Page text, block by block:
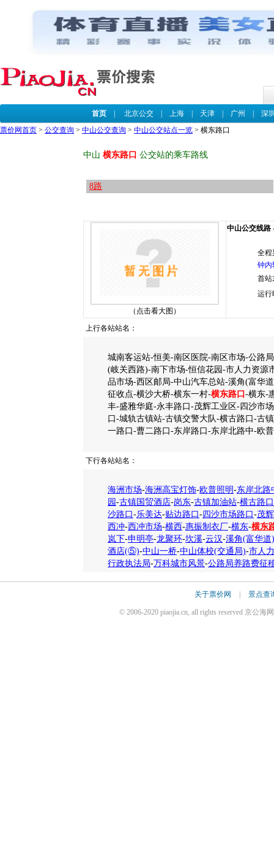
首页| 北京公交| 上海| 天津| 广州
深
票价网首页 > 公交查询 > 中山公交查询 > 中山公交站点一览 > 横东路口
中山 横东路口 公交站的乘车路线
8路
（点击看大图）
中山公交线路
全程
钟内
首站
运行
上行各站站名：
城南客运站-恒美-南区医院-南区市场-公路
(岐关西路)-南下市场-恒信花园-市人力资
品市场-西区邮局-中山汽车总站-溪角(富华
征收点-横沙大桥-横东一村-横东路口 -横东-
丰-盛雅华庭-永丰路口-茂辉工业区-四沙市
口-城轨古镇站-古镇交警大队-横古路口-古
一路口-曹二路口-东岸路口-东岸北路中-欧
下行各站站名：
海洲市场-海洲高宝灯饰-欧普照明-东岸北路
园 -古镇国贸酒店-岗东-古镇加油站-横古路口
沙路口 -乐美达-贴边路口 -四沙市场路口 -茂
西冲-西冲市场-横西-惠振制衣厂-横东-横东
岚下-申明亭-龙聚环-坎溪-云汉-溪角(富华道)
酒店(⑤)-中山一桥-中山体校(交通局)-市人
行政执法局-万科城市风景-公路局养路费征
关于票价网 景点查
© 2006-2020 piaojia.cn, all rights reserved 京公海